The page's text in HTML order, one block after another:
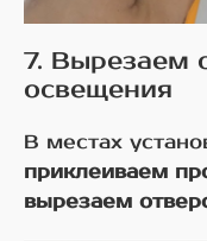
7. Вырезаем
освещения
В местах
приклеиваем
вырезаем